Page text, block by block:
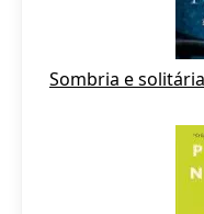
Sombria e